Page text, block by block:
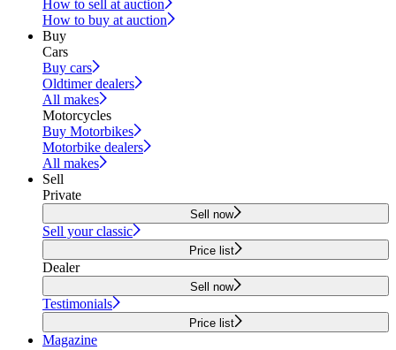
How to sell at auction
How to buy at auction
Buy
Cars
Buy cars
Oldtimer dealers
All makes
Motorcycles
Buy Motorbikes
Motorbike dealers
All makes
Sell
Private
Sell now
Sell your classic
Price list
Dealer
Sell now
Testimonials
Price list
Magazine